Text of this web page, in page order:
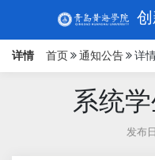
详情 首页 通知公告 详
系统
发布